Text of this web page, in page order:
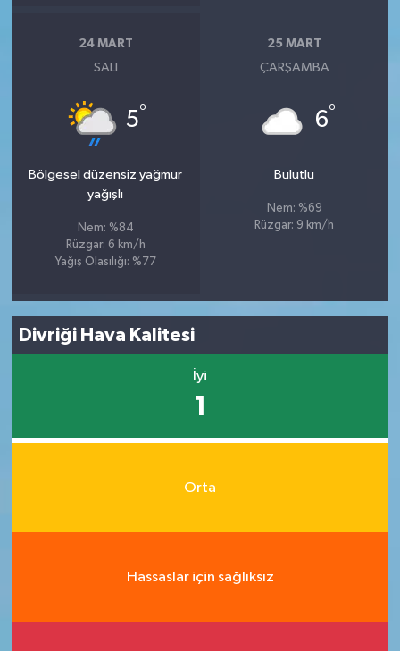
24 MART
SALI
5°
Bölgesel düzensiz yağmur
yağışlı
Nem: %84
Rüzgar: 6 km/h
Yağış Olasılığı: %77
25 MART
ÇARŞAMBA
6°
Bulutlu
Nem: %69
Rüzgar: 9 km/h
Divriği Hava Kalitesi
İyi
1
Orta
Hassaslar için sağlıksız